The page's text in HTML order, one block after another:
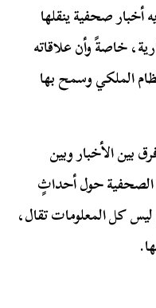
صحفية ينقلها
خاصةً وأن علاقاته
الملكي وسمح بها
بين الأخبار وبين
الصحفية حول أحداثٍ
ليس كل المعلومات تقال،